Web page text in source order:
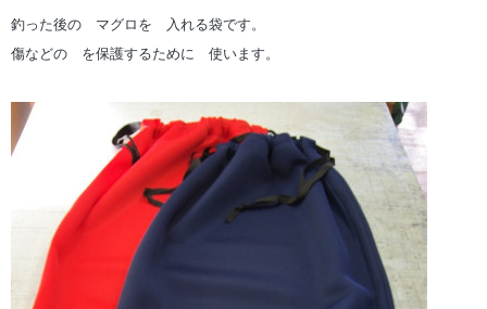
釣った後の マグロを 入れる袋です。
傷などの を保護するために 使います。